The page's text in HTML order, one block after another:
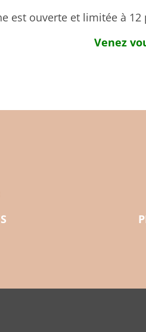
est ouverte et limitée à
Venez